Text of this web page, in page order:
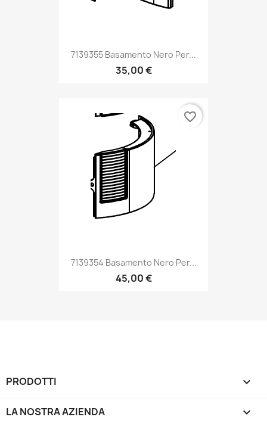
7139355 Basamento Nero Per...
35,00 €
7139354 Basamento Nero Per...
45,00 €
favorite_border
PRODOTTI 
LA NOSTRA AZIENDA 